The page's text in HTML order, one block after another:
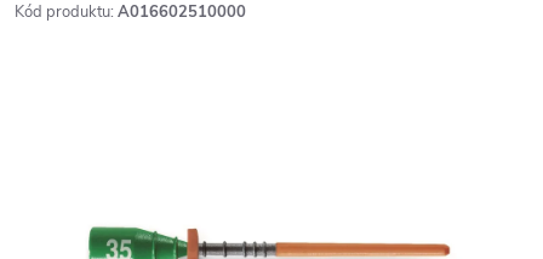
Kód produktu: A016602510000